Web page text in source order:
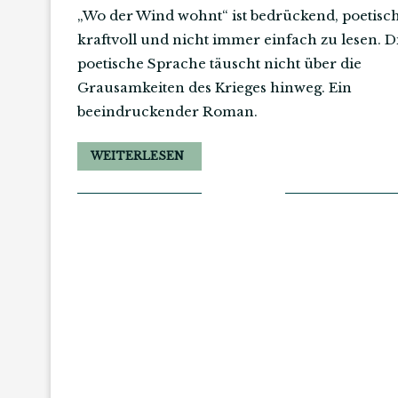
„Wo der Wind wohnt“ ist bedrückend,
kraftvoll und nicht immer einfach zu lesen.
poetische Sprache täuscht nicht über die
Grausamkeiten des Krieges hinweg. Ein
beeindruckender Roman.
WEITERLESEN